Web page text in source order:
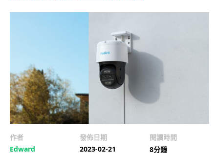
作者
Edward
發佈日期
2023-02-21
閱讀時間
8分鐘